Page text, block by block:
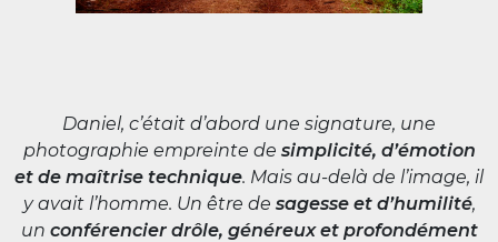
Daniel, c’était d’abord une signature, une
photographie empreinte de simplicité, d’émotion
et de maîtrise technique. Mais au-delà de l’image, il
y avait l’homme. Un être de sagesse et d’humilité,
un conférencier drôle, généreux et profondément